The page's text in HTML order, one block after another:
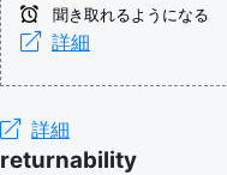
聞き取れるようになる
詳細
詳細
returnability